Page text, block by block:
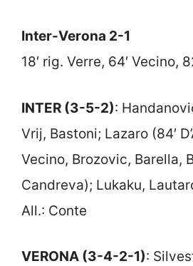
Inter-Verona 2-1
18′ rig. Verre, 64′ Vecino,
INTER (3-5-2):
Vrij, Bastoni; Lazaro (84′
Vecino, Brozovic, Barella,
Candreva); Lukaku,
All.: Conte
VERONA (3-4-2-1):